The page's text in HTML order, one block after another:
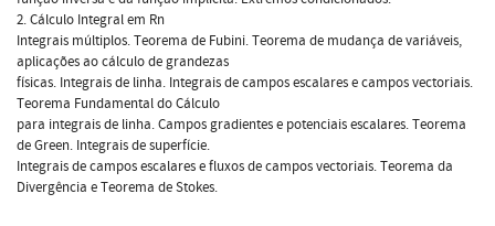
2. Cálculo Integral em Rn
Integrais múltiplos. Teorema de Fubini. Teorema de mudança de variáveis,
aplicações ao cálculo de grandezas
físicas. Integrais de linha. Integrais de campos escalares e campos vectoriais.
Teorema Fundamental do Cálculo
para integrais de linha. Campos gradientes e potenciais escalares. Teorema
de Green. Integrais de superfície.
Integrais de campos escalares e fluxos de campos vectoriais. Teorema da
Divergência e Teorema de Stokes.